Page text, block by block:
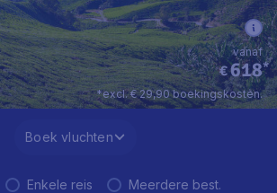
€618*
vanaf
*excl. € 29,90 boekingskosten.
Boek vluchten
Enkele reis Meerdere best.